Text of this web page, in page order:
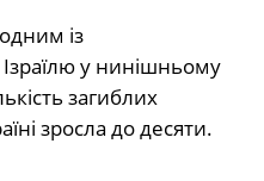
із
у нинішньому
загиблих
зросла до десяти.